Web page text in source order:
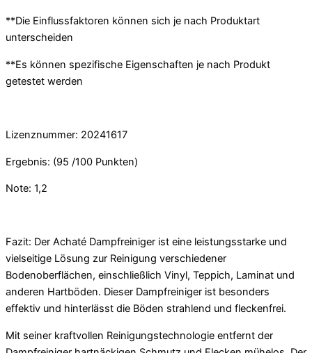
**Die Einflussfaktoren können sich je nach Produktart
unterscheiden
**Es können spezifische Eigenschaften je nach Produkt
getestet werden
Lizenznummer: 20241617
Ergebnis: (95 /100 Punkten)
Note: 1,2
Fazit: Der Achaté Dampfreiniger ist eine leistungsstarke und
vielseitige Lösung zur Reinigung verschiedener
Bodenoberflächen, einschließlich Vinyl, Teppich, Laminat und
anderen Hartböden. Dieser Dampfreiniger ist besonders
effektiv und hinterlässt die Böden strahlend und fleckenfrei.
Mit seiner kraftvollen Reinigungstechnologie entfernt der